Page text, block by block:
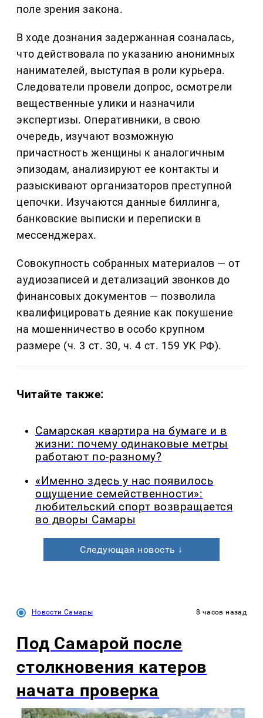
поле зрения закона.
В ходе дознания задержанная созналась,
что действовала по указанию анонимных
нанимателей, выступая в роли курьера.
Следователи провели допрос, осмотрели
вещественные улики и назначили
экспертизы. Оперативники, в свою
очередь, изучают возможную
причастность женщины к аналогичным
эпизодам, анализируют ее контакты и
разыскивают организаторов преступной
цепочки. Изучаются данные биллинга,
банковские выписки и переписки в
мессенджерах.
Совокупность собранных материалов — от
аудиозаписей и детализаций звонков до
финансовых документов — позволила
квалифицировать деяние как покушение
на мошенничество в особо крупном
размере (ч. 3 ст. 30, ч. 4 ст. 159 УК РФ).
Читайте также:
Самарская квартира на бумаге и в
жизни: почему одинаковые метры
работают по-разному?
«Именно здесь у нас появилось
ощущение семейственности»:
любительский спорт возвращается
во дворы Самары
Следующая новость ↓
Новости Самары 8 часов назад
Под Самарой после
столкновения катеров
начата проверка